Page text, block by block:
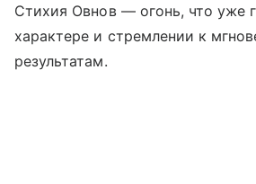
Стихия Овнов — огонь, что уже
характере и стремлении к
результатам.